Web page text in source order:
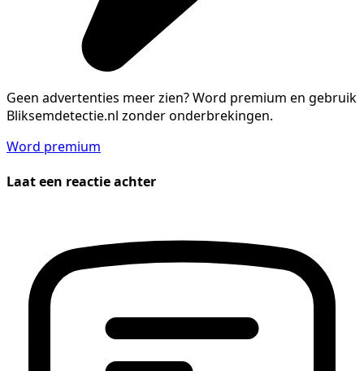
Geen advertenties meer zien?Word premium en gebruik
Bliksemdetectie.nl zonder onderbrekingen.
Word premium
Laat een reactie achter